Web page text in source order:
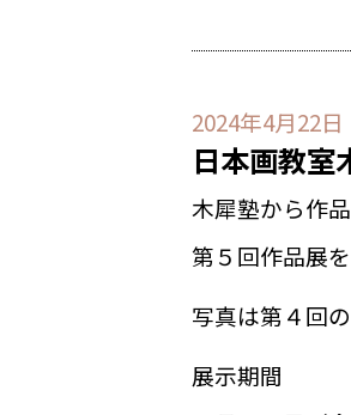
2024年4月22日
日本画教
木犀塾から作
第５回作品展
写真は第４回
展示期間